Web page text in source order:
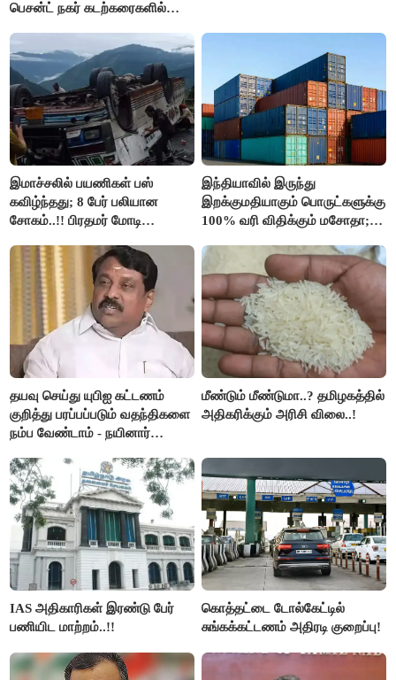
பெசன்ட் நகர் கடற்கரைகளில்
இமாச்சலில் பயணிகள் பஸ்
கவிழ்ந்தது; 8 பேர் பலியான
சோகம்..!! பிரதமர் மோடி
இந்தியாவில் இருந்து
இறக்குமதியாகும் பொருட்களுக்கு
100% வரி விதிக்கும் மசோதா;
தயவு செய்து யுபிஐ கட்டணம்
குறித்து பரப்பப்படும் வதந்திகளை
நம்ப வேண்டாம் - நயினார்
மீண்டும் மீண்டுமா..? தமிழகத்தில்
அதிகரிக்கும் அரிசி விலை..!
IAS அதிகாரிகள் இரண்டு பேர்
பணியிட மாற்றம்..!!
கொத்தட்டை டோல்கேட்டில்
சுங்கக்கட்டணம் அதிரடி குறைப்பு!